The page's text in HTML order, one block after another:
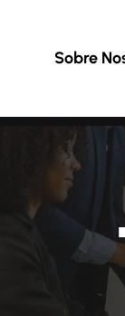
Sobre